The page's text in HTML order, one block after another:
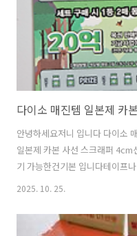
리는 저인데...이 용기가 딱..
다이소 매진템 일본제 카
안녕하세요저니 입니다 다이소
일본제 카본 사선 스크래퍼
기 가능한건기본 입니다테이프
인데그립감이 장난아니라힘들이
지 않던 구석 부위가얼마나 잘
은데더이상 청소할 곳이 없더
2025. 10. 25.